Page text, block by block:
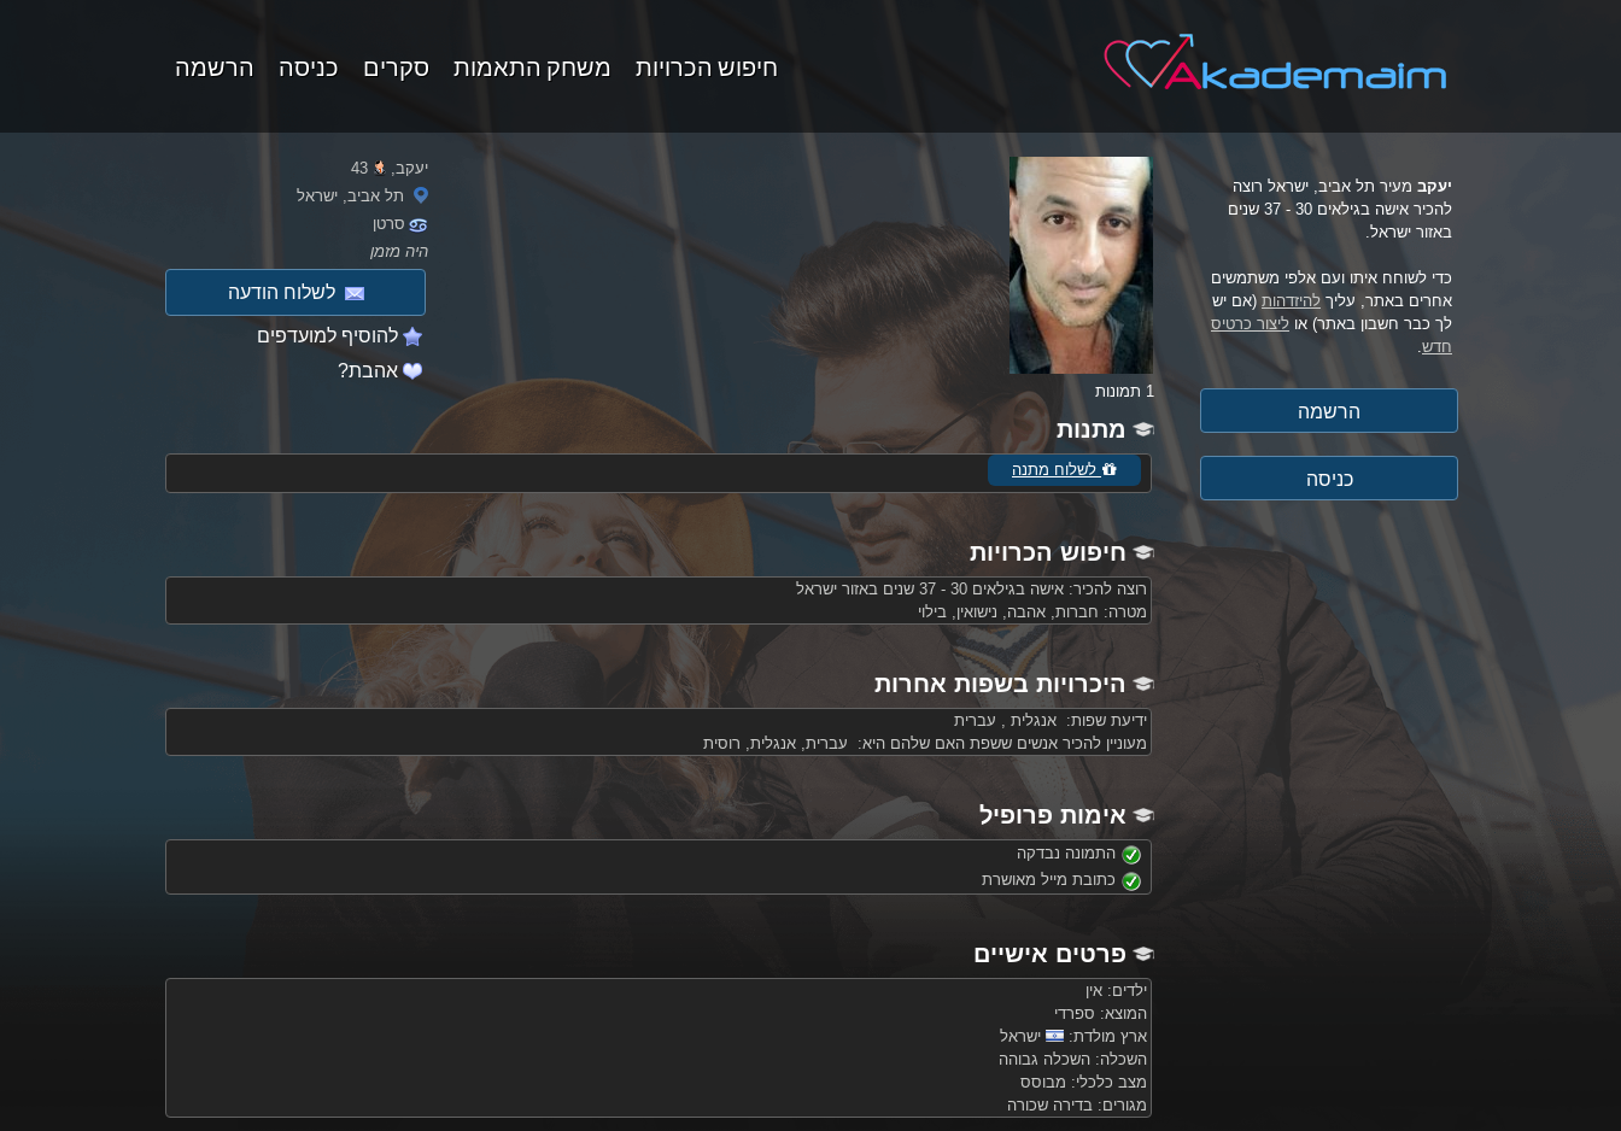
חיפוש הכרויות משחק התאמות סקרים הרשמה כניסה
יעקב מעיר תל אביב, ישראל רוצה
להכיר אישה בגילאים 30 - 37 שנים
באזור ישראל.
כדי לשוחח איתו ועם אלפי משתמשים
אחרים באתר, עליך להיזדהות (אם יש
לך כבר חשבון באתר) או ליצור כרטיס
חדש.
1 תמונות
יעקב,
43
תל אביב, ישראל
סרטן
היה מזמן
לשלוח הודעה
להוסיף למועדפים
אהבת?
מתנות
לשלוח מתנה
חיפוש הכרויות
רוצה להכיר: אישה בגילאים 30 - 37 שנים באזור ישראל
מטרה: חברות, אהבה, נישואין, בילוי
היכרויות בשפות אחרות
ידיעת שפות: אנגלית , עברית
מעוניין להכיר אנשים ששפת האם שלהם היא: עברית, אנגלית, רוסית
אימות פרופיל
התמונה נבדקה
כתובת מייל מאושרת
פרטים אישיים
ילדים: אין
המוצא: ספרדי
ארץ מולדת:
ישראל
השכלה: השכלה גבוהה
מצב כלכלי: מבוסס
מגורים: בדירה שכורה